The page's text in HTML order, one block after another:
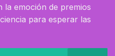
la emoción de premios
para esperar las